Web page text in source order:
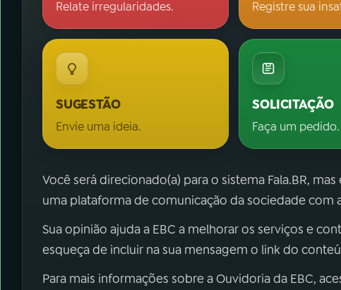
Relate irregularidades. Registre sua
SUGESTÃO
Envie uma ideia.
SOLICITAÇÃO
Faça um pedido.
Você será direcionado(a) para o sistema Fala.BR,
uma plataforma de comunicação da sociedade com
Sua opinião ajuda a EBC a melhorar os serviços e
esqueça de incluir na sua mensagem o link do
Para mais informações sobre a Ouvidoria da EBC,